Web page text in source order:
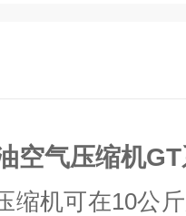
空气压缩机
缩机可在10公